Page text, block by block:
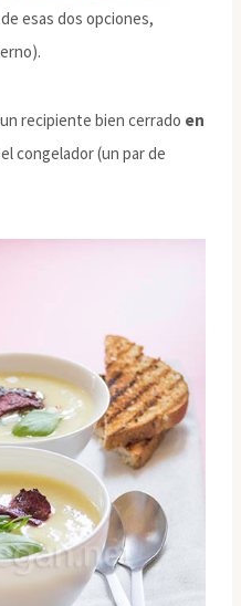
esas dos opciones,
recipiente bien cerrado en
congelador (un par de